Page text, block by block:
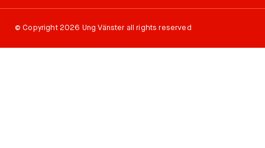
© Copyright 2026 Ung Vänster all rights reserved